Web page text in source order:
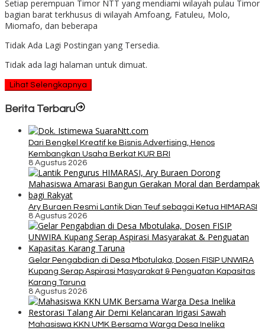
Setiap perempuan Timor NTT yang mendiami wilayah pulau Timor
bagian barat terkhusus di wilayah Amfoang, Fatuleu, Molo,
Miomafo, dan beberapa
Tidak Ada Lagi Postingan yang Tersedia.
Tidak ada lagi halaman untuk dimuat.
Lihat Selengkapnya
Berita Terbaru
Dari Bengkel Kreatif ke Bisnis Advertising, Henos
Kembangkan Usaha Berkat KUR BRI
8 Agustus 2026
Ary Buraen Resmi Lantik Dian Teuf sebagai Ketua HIMARASI
8 Agustus 2026
Gelar Pengabdian di Desa Mbotulaka, Dosen FISIP UNWIRA
Kupang Serap Aspirasi Masyarakat & Penguatan Kapasitas
Karang Taruna
8 Agustus 2026
Mahasiswa KKN UMK Bersama Warga Desa Inelika